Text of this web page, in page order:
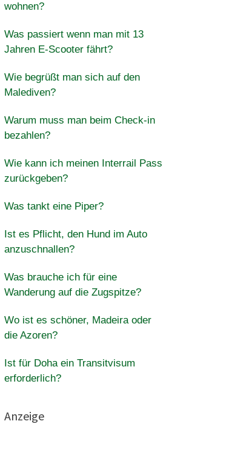
wohnen?
Was passiert wenn man mit 13
Jahren E-Scooter fährt?
Wie begrüßt man sich auf den
Malediven?
Warum muss man beim Check-in
bezahlen?
Wie kann ich meinen Interrail Pass
zurückgeben?
Was tankt eine Piper?
Ist es Pflicht, den Hund im Auto
anzuschnallen?
Was brauche ich für eine
Wanderung auf die Zugspitze?
Wo ist es schöner, Madeira oder
die Azoren?
Ist für Doha ein Transitvisum
erforderlich?
Anzeige